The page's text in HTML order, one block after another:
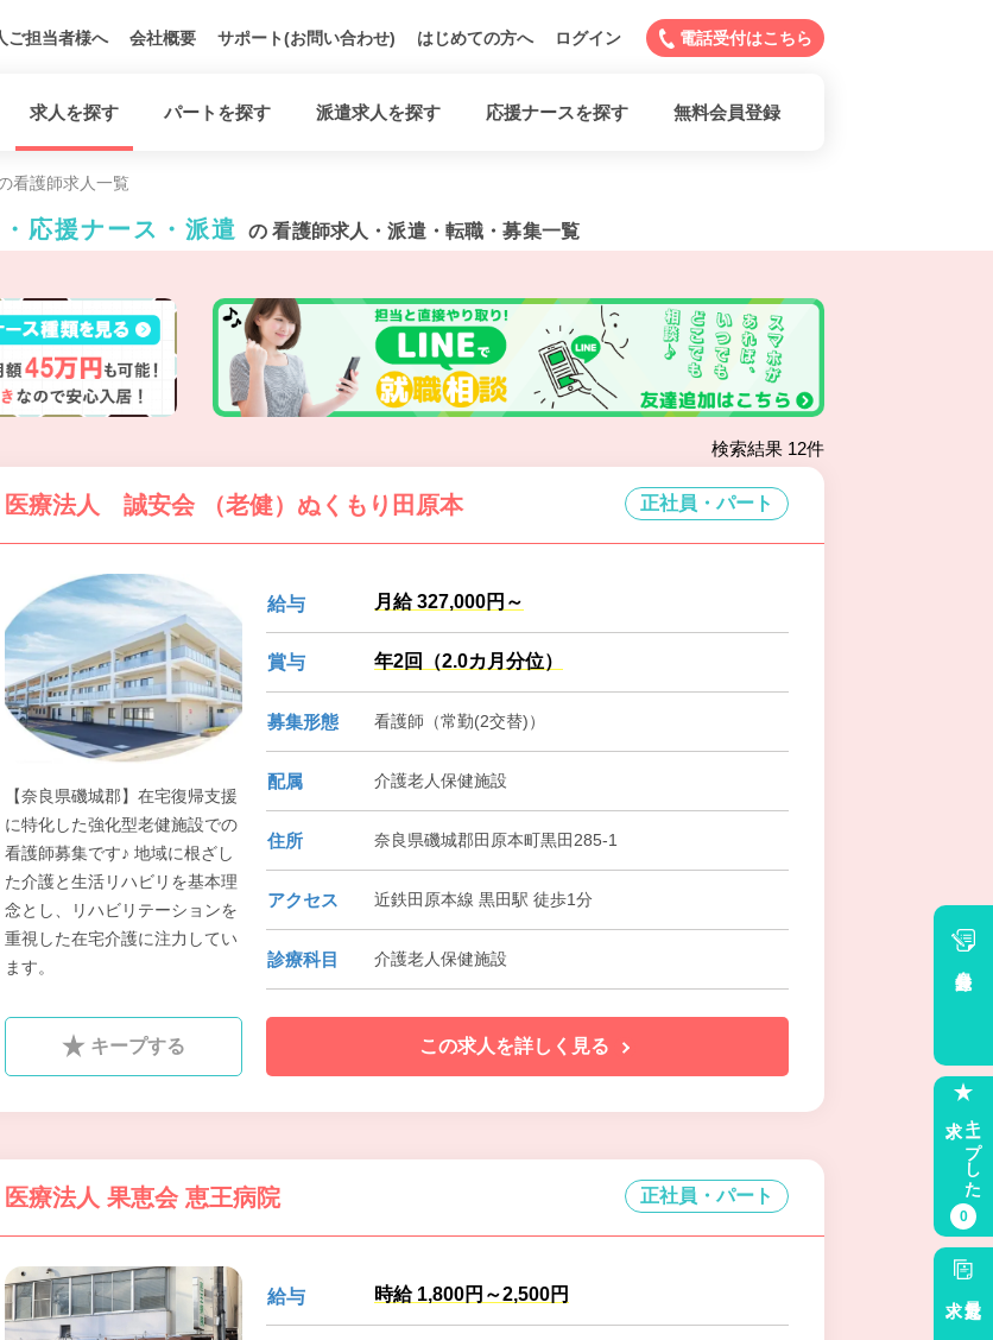
ご担当者様へ 会社概要 サポート(お問い合わせ) はじめての方へ ログイン 電話受付はこちら
求人を探す パートを探す 派遣求人を探す 応援ナースを探す 無料会員登録
看護師求人一覧
応援ナース・派遣 の 看護師求人・派遣・転職・募集一覧
検索結果 12件
医療法人 誠安会 （老健）ぬくもり田原本 正社員・パート
【奈良県磯城郡】在宅復帰支援
に特化した強化型老健施設での
看護師募集です♪ 地域に根ざし
た介護と生活リハビリを基本理
念とし、リハビリテーションを
重視した在宅介護に注力してい
ます。
給与 月給 327,000円～
賞与 年2回（2.0カ月分位）
募集形態 看護師（常勤(2交替)）
配属 介護老人保健施設
住所 奈良県磯城郡田原本町黒田285-1
アクセス 近鉄田原本線 黒田駅 徒歩1分
診療科目 介護老人保健施設
キープする この求人を詳しく見る
医療法人 果恵会 恵王病院 正社員・パート
給与 時給 1,800円～2,500円
キープした
0
最近見た